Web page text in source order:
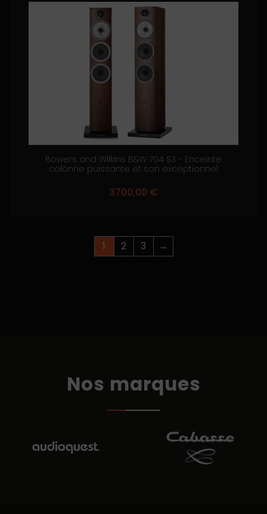
Bowers and Wilkins B&W 704 S3 - Enceinte
colonne puissante et son exceptionnel
3700,00 €
1 2 3 →
Nos marques